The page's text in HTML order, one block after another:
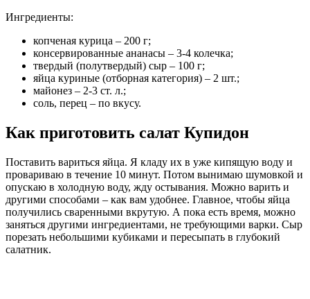
Ингредиенты:
копченая курица – 200 г;
консервированные ананасы – 3-4 колечка;
твердый (полутвердый) сыр – 100 г;
яйца куриные (отборная категория) – 2 шт.;
майонез – 2-3 ст. л.;
соль, перец – по вкусу.
Как приготовить салат Купидон
Поставить вариться яйца. Я кладу их в уже кипящую воду и
провариваю в течение 10 минут. Потом вынимаю шумовкой и
опускаю в холодную воду, жду остывания. Можно варить и
другими способами – как вам удобнее. Главное, чтобы яйца
получились сваренными вкрутую. А пока есть время, можно
заняться другими ингредиентами, не требующими варки. Сыр
порезать небольшими кубиками и пересыпать в глубокий
салатник.